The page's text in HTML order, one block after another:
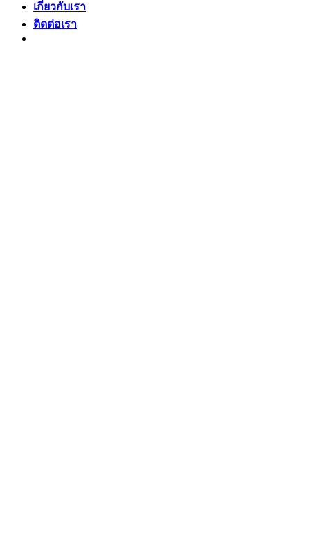
เกี่ยวกับเรา
ติดต่อเรา